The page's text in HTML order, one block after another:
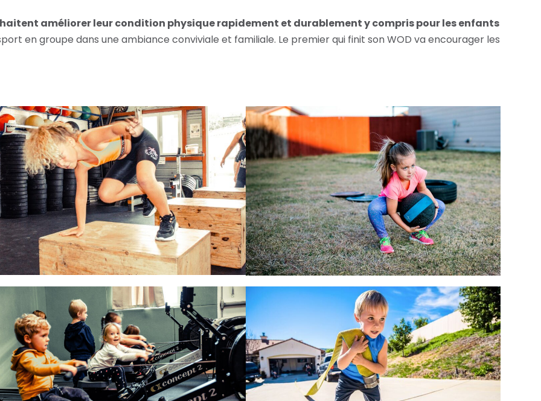
améliorer leur condition physique rapidement et durablement y compris pour les enfants
en groupe dans une ambiance conviviale et familiale. Le premier qui finit son WOD va encourager les